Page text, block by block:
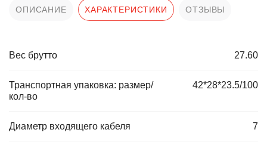
ОПИСАНИЕ ХАРАКТЕРИСТИКИ ОТЗЫВЫ
Вес брутто 27.60
Транспортная упаковка: размер/
кол-во
42*28*23.5/100
Диаметр входящего кабеля 7